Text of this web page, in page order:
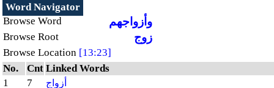
Word Navigator
Browse Word
وأزواجهم
Browse Root زوج
Browse Location [13:23]
No.
Cnt Linked Words
1
7 أزواج